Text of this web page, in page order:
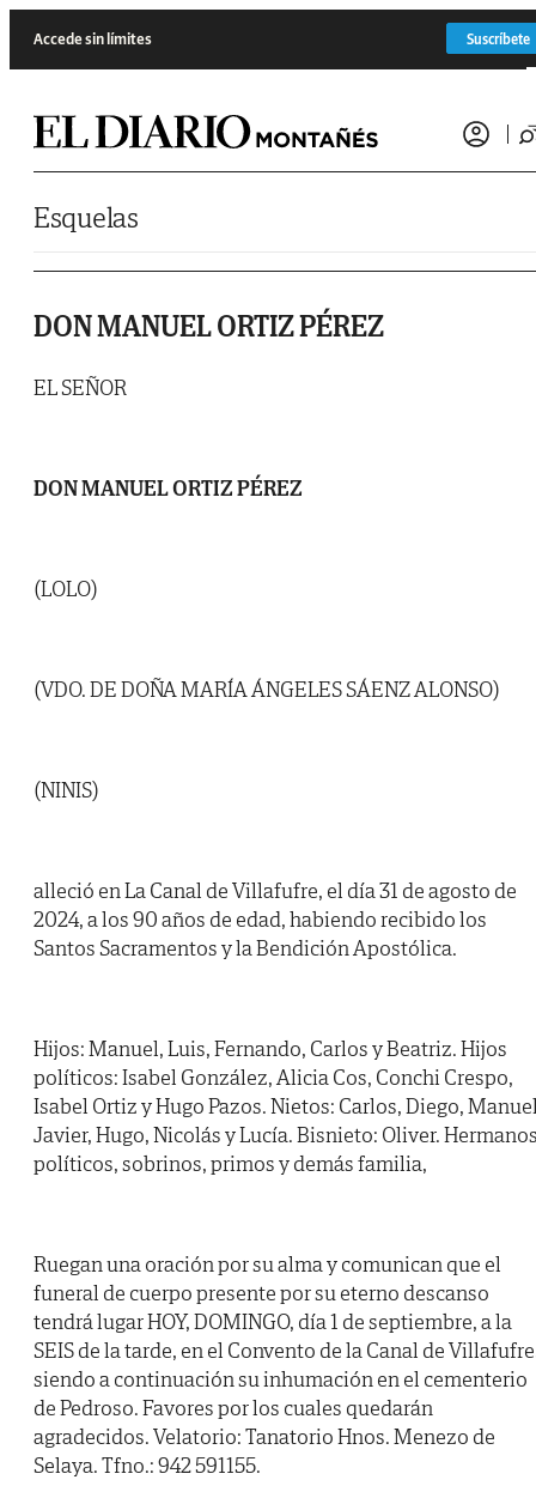
Accede sin límites Suscríbete
Esquelas
DON MANUEL ORTIZ PÉREZ
EL SEÑOR
DON MANUEL ORTIZ PÉREZ
(LOLO)
(VDO. DE DOÑA MARÍA ÁNGELES SÁENZ ALONSO)
(NINIS)
alleció en La Canal de Villafufre, el día 31 de agosto de
2024, a los 90 años de edad, habiendo recibido los
Santos Sacramentos y la Bendición Apostólica.
Hijos: Manuel, Luis, Fernando, Carlos y Beatriz. Hijos
políticos: Isabel González, Alicia Cos, Conchi Crespo,
Isabel Ortiz y Hugo Pazos. Nietos: Carlos, Diego,
Javier, Hugo, Nicolás y Lucía. Bisnieto: Oliver.
políticos, sobrinos, primos y demás familia,
Ruegan una oración por su alma y comunican que el
funeral de cuerpo presente por su eterno descanso
tendrá lugar HOY, DOMINGO, día 1 de septiembre, a la
SEIS de la tarde, en el Convento de la Canal de
siendo a continuación su inhumación en el cementerio
de Pedroso. Favores por los cuales quedarán
agradecidos. Velatorio: Tanatorio Hnos. Menezo de
Selaya. Tfno.: 942 591155.